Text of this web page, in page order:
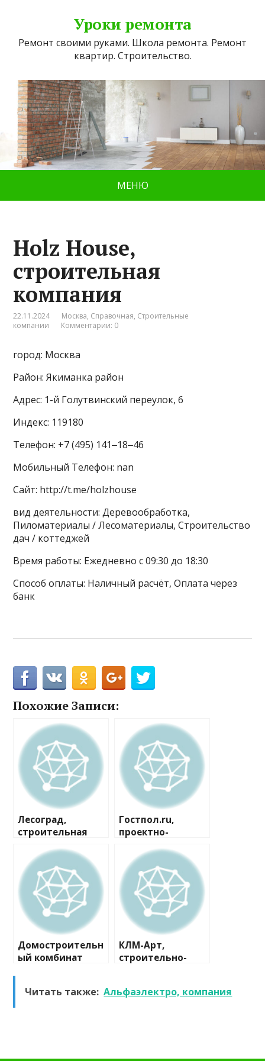
Уроки ремонта
Ремонт своими руками. Школа ремонта. Ремонт
квартир. Строительство.
МЕНЮ
Holz House,
строительная
компания
22.11.2024 Москва, Справочная, Строительные
компании
Комментарии: 0
город: Москва
Район: Якиманка район
Адрес: 1-й Голутвинский переулок, 6
Индекс: 119180
Телефон: +7 (495) 141‒18‒46
Мобильный Телефон: nan
Сайт: http://t.me/holzhouse
вид деятельности: Деревообработка,
Пиломатериалы / Лесоматериалы, Строительство
дач / коттеджей
Время работы: Ежедневно с 09:30 до 18:30
Способ оплаты: Наличный расчёт, Оплата через
банк
Похожие Записи:
Лесоград,
строительная
Гостпол.ru,
проектно-
компания
Домостроительн
ый комбинат
КЛМ-Арт,
строительно-
Читать также: Альфаэлектро, компания